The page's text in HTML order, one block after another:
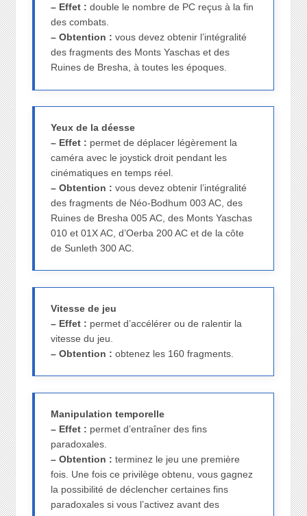
– Effet : double le nombre de PC reçus à la fin
des combats.
– Obtention : vous devez obtenir l’intégralité
des fragments des Monts Yaschas et des
Ruines de Bresha, à toutes les époques.
Yeux de la déesse
– Effet : permet de déplacer légèrement la
caméra avec le joystick droit pendant les
cinématiques en temps réel.
– Obtention : vous devez obtenir l’intégralité
des fragments de Néo-Bodhum 003 AC, des
Ruines de Bresha 005 AC, des Monts Yaschas
010 et 01X AC, d’Oerba 200 AC et de la côte
de Sunleth 300 AC.
Vitesse de jeu
– Effet : permet d’accélérer ou de ralentir la
vitesse du jeu.
– Obtention : obtenez les 160 fragments.
Manipulation temporelle
– Effet : permet d’entraîner des fins
paradoxales.
– Obtention : terminez le jeu une première
fois. Une fois ce privilège obtenu, vous gagnez
la possibilité de déclencher certaines fins
paradoxales si vous l’activez avant des